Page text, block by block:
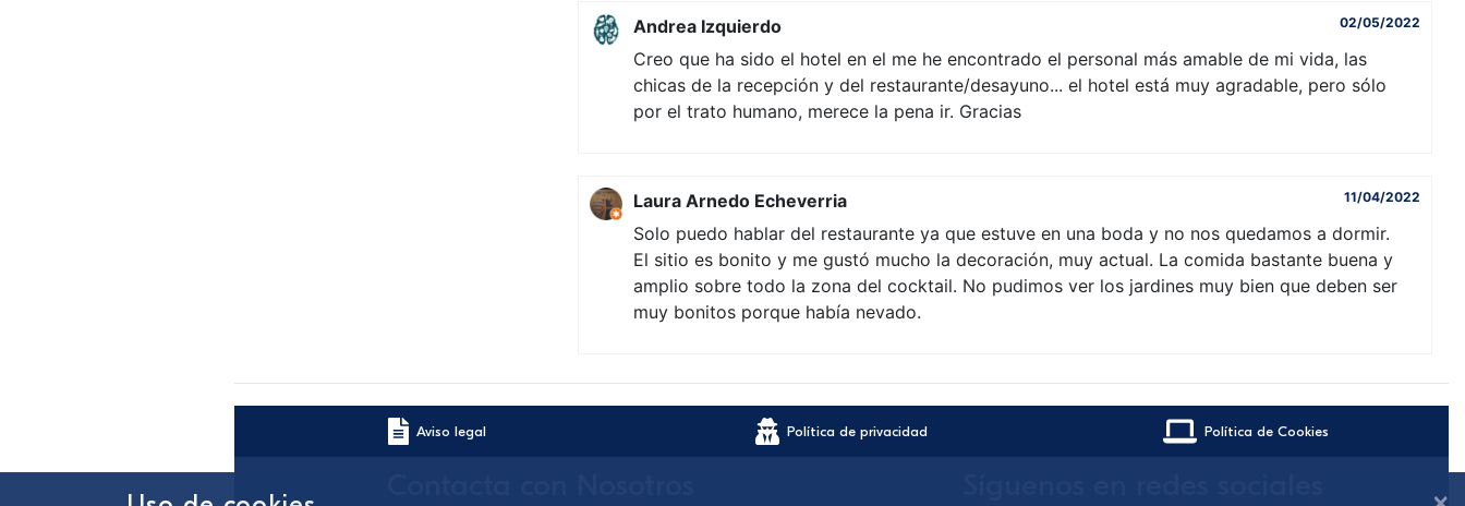
Andrea Izquierdo 02/05/2022
Creo que ha sido el hotel en el me he encontrado el personal más amable de mi vida, las
chicas de la recepción y del restaurante/desayuno... el hotel está muy agradable, pero sólo
por el trato humano, merece la pena ir. Gracias
Laura Arnedo Echeverria 11/04/2022
Solo puedo hablar del restaurante ya que estuve en una boda y no nos quedamos a dormir.
El sitio es bonito y me gustó mucho la decoración, muy actual. La comida bastante buena y
amplio sobre todo la zona del cocktail. No pudimos ver los jardines muy bien que deben ser
muy bonitos porque había nevado.
Aviso legal Política de privacidad Política de Cookies